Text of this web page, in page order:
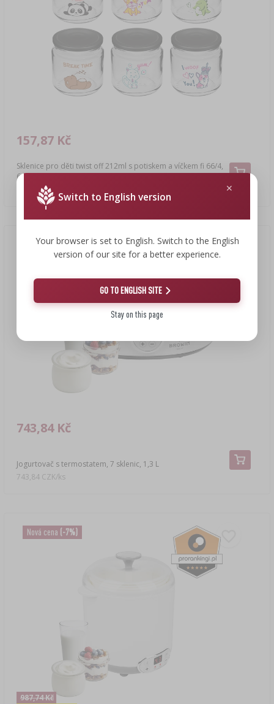
Sklenice pro děti twist off 212ml s potiskem a víčkem fi 66/4,
6 ks.
157,87 Kč
26,31 CZK/ks
Jogurtovač s termostatem, 7 sklenic, 1,3 L
743,84 Kč
743,84 CZK/ks
Nová cena (-7%)
987,74 Kč
Switch to English version
Your browser is set to English. Switch to the English
version of our site for a better experience.
GO TO ENGLISH SITE
Stay on this page